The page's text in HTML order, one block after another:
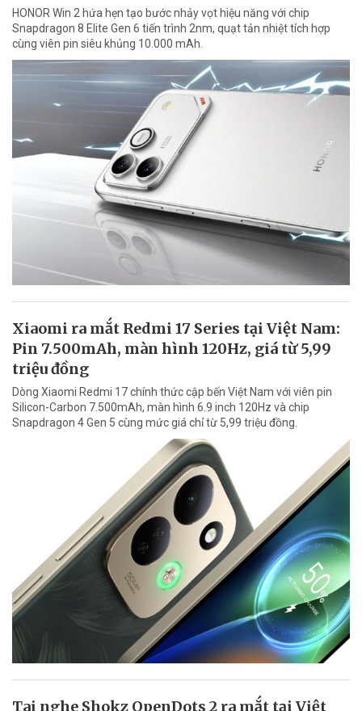
HONOR Win 2 hứa hẹn tạo bước nhảy vọt hiệu năng với chip
Snapdragon 8 Elite Gen 6 tiến trình 2nm, quạt tản nhiệt tích hợp
cùng viên pin siêu khủng 10.000 mAh.
Xiaomi ra mắt Redmi 17 Series tại Việt Nam:
Pin 7.500mAh, màn hình 120Hz, giá từ 5,99
triệu đồng
Dòng Xiaomi Redmi 17 chính thức cập bến Việt Nam với viên pin
Silicon-Carbon 7.500mAh, màn hình 6.9 inch 120Hz và chip
Snapdragon 4 Gen 5 cùng mức giá chỉ từ 5,99 triệu đồng.
Tai nghe Shokz OpenDots 2 ra mắt tại Việt